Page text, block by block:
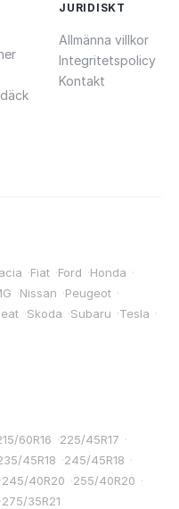
JURIDISKT
Allmänna villkor
Integritetspolicy
Kontakt
·Fiat ·Ford ·Honda ·
·Nissan ·Peugeot ·
·Skoda ·Subaru ·Tesla ·
60R16 ·225/45R17 ·
45R18 ·245/45R18 ·
·245/40R20 ·255/40R20 ·
·275/35R21